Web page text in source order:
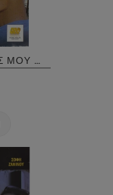
ΟΙ ΕΡΑΣΤΕΣ ΤΗΣ ΑΓΑΠΗΣ ΜΟΥ DVD USED